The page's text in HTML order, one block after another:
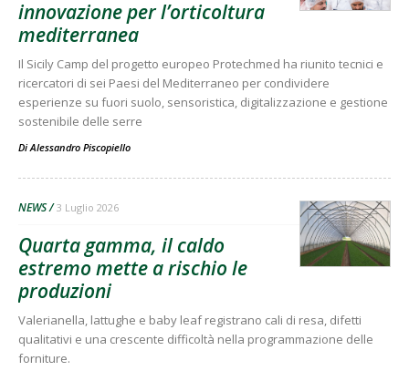
innovazione per l’orticoltura
mediterranea
Il Sicily Camp del progetto europeo Protechmed ha riunito tecnici e
ricercatori di sei Paesi del Mediterraneo per condividere
esperienze su fuori suolo, sensoristica, digitalizzazione e gestione
sostenibile delle serre
Di Alessandro Piscopiello
NEWS 3 Luglio 2026
Quarta gamma, il caldo
estremo mette a rischio le
produzioni
Valerianella, lattughe e baby leaf registrano cali di resa, difetti
qualitativi e una crescente difficoltà nella programmazione delle
forniture.